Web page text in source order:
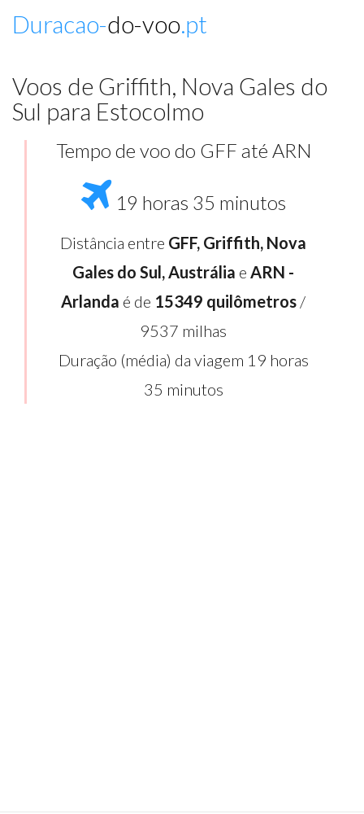
Duracao-do-voo.pt
Voos de Griffith, Nova Gales do
Sul para Estocolmo
Tempo de voo do GFF até ARN
19 horas 35 minutos
Distância entre GFF, Griffith, Nova
Gales do Sul, Austrália e ARN -
Arlanda é de 15349 quilômetros /
9537 milhas
Duração (média) da viagem 19 horas
35 minutos